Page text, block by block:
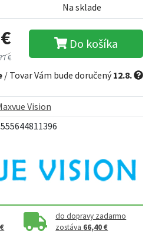
Na sklade
€
Do košíka
/ Tovar Vám bude doručený12.8.
Vision
do dopravy zadarmo
zostáva 66,40 €